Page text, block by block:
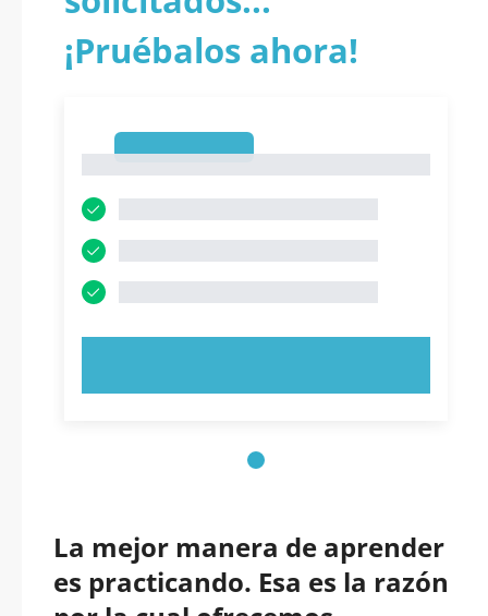
¡Pruébalos ahora!
La mejor manera de aprender
es practicando. Esa es la razón